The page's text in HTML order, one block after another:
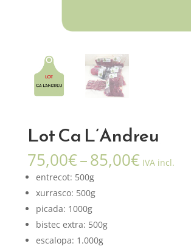
Lot Ca L’Andreu
75,00€–85,00€Interval
de
IVA incl.
entrecot: 500g
xurrasco: 500g
picada: 1000g
bistec extra: 500g
escalopa: 1.000g